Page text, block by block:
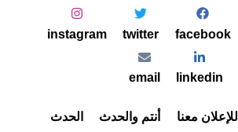
للإعلان معنا أنتم والحدث الحدث
facebook
twitter
instagram
linkedin
email